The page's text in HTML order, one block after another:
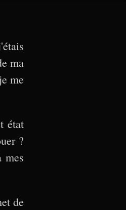
ma
me
état
?
mes
de